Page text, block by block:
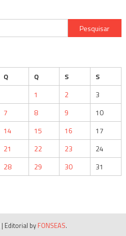
Pesquisar
por:
Q Q S
S
1
2
3
7 8 9
10
14 15 16
17
21 22 23
24
28 29 30 31
| Editorial by FONSEAS.